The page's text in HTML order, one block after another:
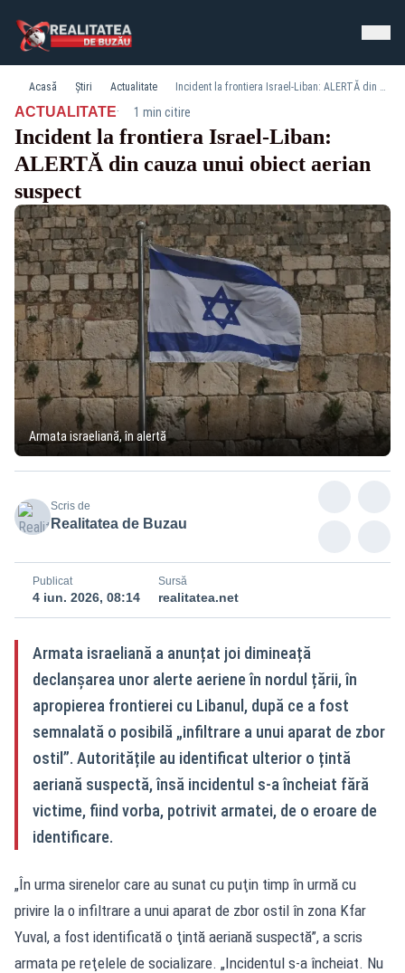
Acasă Știri Actualitate Incident la frontiera Israel-Liban: ALERTĂ din cauza unui obiect aerian suspect
ACTUALITATE· 1 min citire
Incident la frontiera Israel-Liban:
ALERTĂ din cauza unui obiect aerian
suspect
Armata israeliană, în alertă
Scris de
Realitatea de Buzau
Publicat
4 iun. 2026, 08:14
Sursă
realitatea.net
Armata israeliană a anunțat joi dimineață
declanșarea unor alerte aeriene în nordul țării, în
apropierea frontierei cu Libanul, după ce a fost
semnalată o posibilă „infiltrare a unui aparat de zbor
ostil”. Autoritățile au identificat ulterior o țintă
aeriană suspectă, însă incidentul s-a încheiat fără
victime, fiind vorba, potrivit armatei, de o eroare de
identificare.
„În urma sirenelor care au sunat cu puţin timp în urmă cu
privire la o infiltrare a unui aparat de zbor ostil în zona Kfar
Yuval, a fost identificată o ţintă aeriană suspectă”, a scris
armata pe reţelele de socializare. „Incidentul s-a încheiat. Nu